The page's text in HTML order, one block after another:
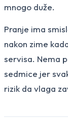
mnogo duže.
Pranje ima
nakon zime
servisa. Nema
sedmice jer
rizik da vlaga